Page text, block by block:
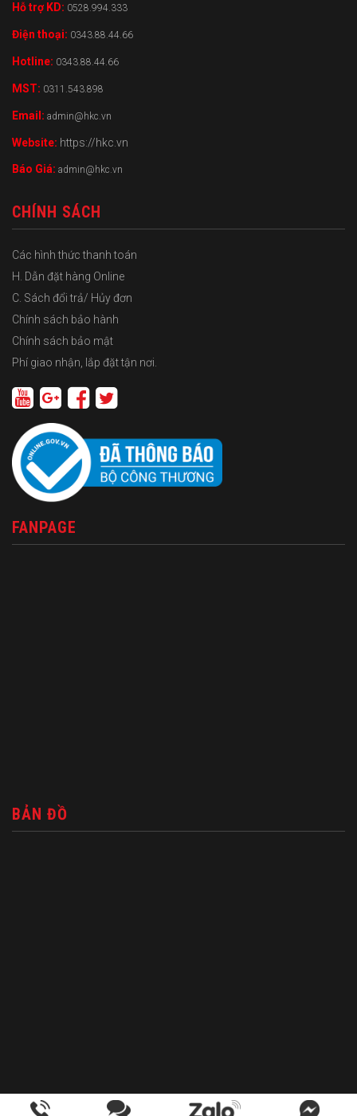
Hỗ trợ KD: 0528.994.333
Điện thoại: 0343.88.44.66
Hotline: 0343.88.44.66
MST: 0311.543.898
Email: admin@hkc.vn
Website: https://hkc.vn
Báo Giá: admin@hkc.vn
CHÍNH SÁCH
Các hình thức thanh toán
H. Dẫn đặt hàng Online
C. Sách đổi trả/ Hủy đơn
Chính sách bảo hành
Chính sách bảo mật
Phí giao nhận, lắp đặt tận nơi.
FANPAGE
BẢN ĐỒ